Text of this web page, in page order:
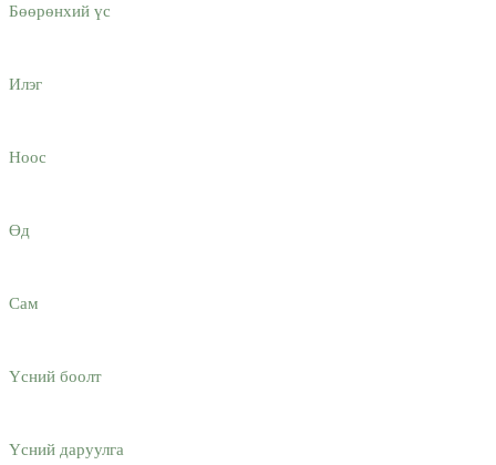
Бөөрөнхий үс
Илэг
Ноос
Өд
Сам
Үсний боолт
Үсний даруулга